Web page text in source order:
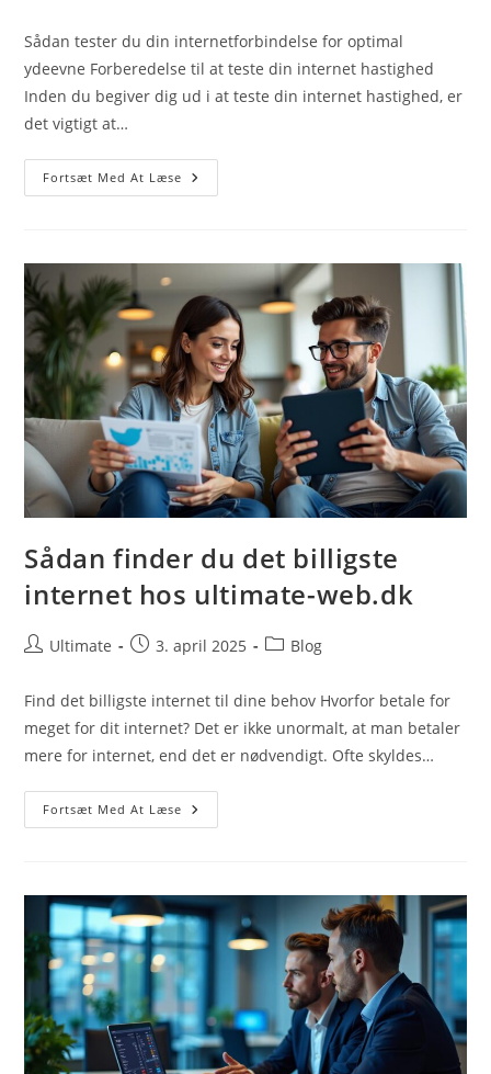
Sådan tester du din internetforbindelse for optimal
ydeevne Forberedelse til at teste din internet hastighed
Inden du begiver dig ud i at teste din internet hastighed, er
det vigtigt at…
Fortsæt Med At Læse Test
Internet
Du
Din
Båndbredde
Og
Optimerer
Din
Online
Oplevelse
Sådan finder du det billigste
internet hos ultimate-web.dk
PostUltimate
Post3. april 2025
PostBlog
Find det billigste internet til dine behov Hvorfor betale for
meget for dit internet? Det er ikke unormalt, at man betaler
mere for internet, end det er nødvendigt. Ofte skyldes…
Fortsæt Med At Læse Sådan
Finder
Hos
Ultimate-
Web.dk